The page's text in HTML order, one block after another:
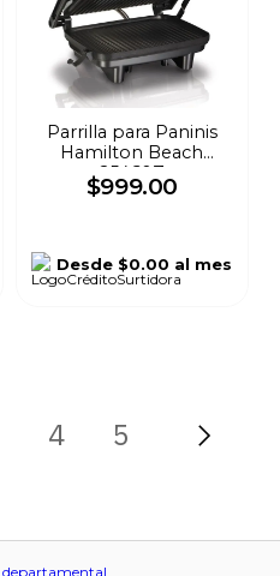
Parrilla para Paninis
Hamilton Beach
25460Z
$999.00
Desde $0.00 al mes
4 5